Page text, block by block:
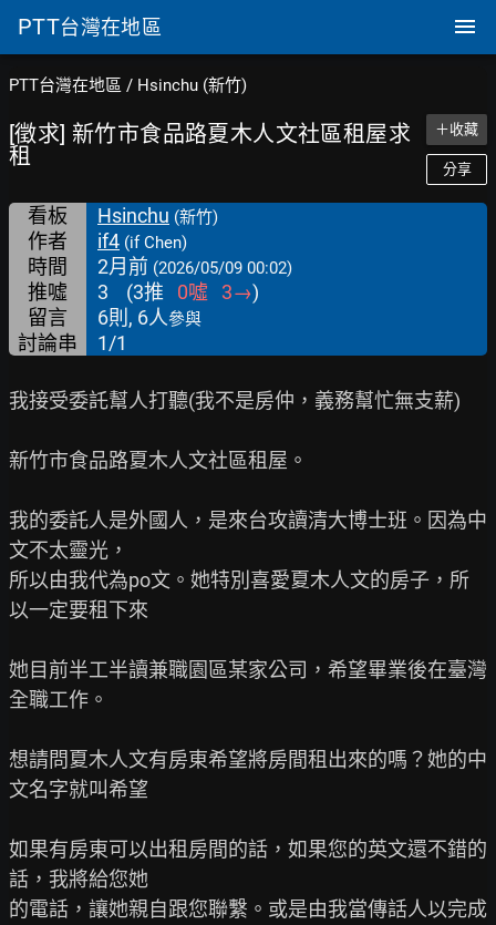
PTT台灣在地區
PTT台灣在地區 / Hsinchu (新竹)
[徵求] 新竹市食品路夏木人文社區租屋求
租
＋收藏
分享
看板 Hsinchu (新竹)
作者 if4 (if Chen)
時間 2月前 (2026/05/09 00:02)
推噓 3 (3推 0噓 3→)
留言
6則, 6人參與
討論串 1/1
我接受委託幫人打聽(我不是房仲，義務幫忙無支薪)
新竹市食品路夏木人文社區租屋。
我的委託人是外國人，是來台攻讀清大博士班。因為中
文不太靈光，
所以由我代為po文。她特別喜愛夏木人文的房子，所
以一定要租下來
她目前半工半讀兼職園區某家公司，希望畢業後在臺灣
全職工作。
想請問夏木人文有房東希望將房間租出來的嗎？她的中
文名字就叫希望
如果有房東可以出租房間的話，如果您的英文還不錯的
話，我將給您她
的電話，讓她親自跟您聯繫。或是由我當傳話人以完成